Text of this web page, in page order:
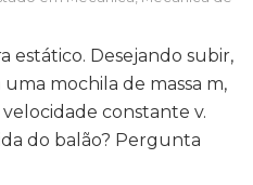
estático. Desejando subir,
mochila de massa m,
constante v.
do balão? Pergunta